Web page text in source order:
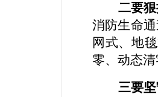
二要狠
消防生命
网式、地
零、动态清
三要